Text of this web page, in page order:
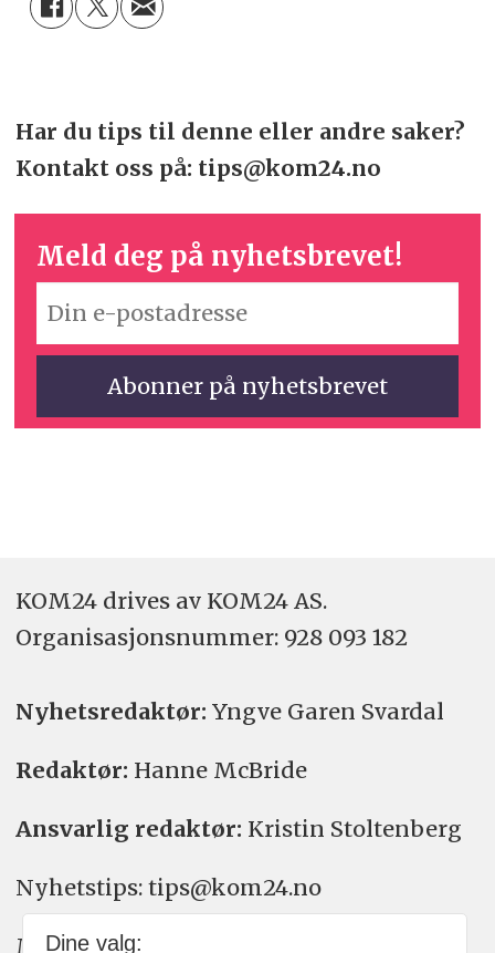
Har du tips til denne eller andre saker?
Kontakt oss på: tips@kom24.no
Meld deg på nyhetsbrevet!
KOM24 drives av KOM24 AS.
Organisasjons­nummer: 928 093 182
Nyhetsredaktør: Yngve Garen Svardal
Redaktør: Hanne McBride
Ansvarlig redaktør: Kristin Stoltenberg
Nyhetstips: tips@kom24.no
Meninger: meninger@kom24.no
Dine valg: